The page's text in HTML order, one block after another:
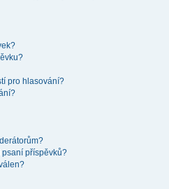
pro hlasování?
psaní příspěvků?